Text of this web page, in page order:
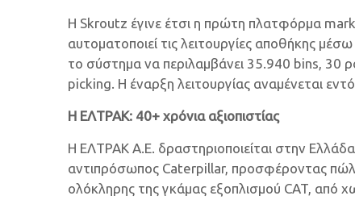
Η Skroutz έγινε έτσι η πρώτη πλατφόρμα
αυτοματοποιεί τις λειτουργίες αποθήκης
το σύστημα να περιλαμβάνει 35.940 bins, 30
picking. Η έναρξη λειτουργίας αναμένεται
Η ΕΛΤΡΑΚ: 40+ χρόνια αξιοπιστίας
Η ΕΛΤΡΑΚ Α.Ε. δραστηριοποιείται στην
αντιπρόσωπος Caterpillar, προσφέροντας
ολόκληρης της γκάμας εξοπλισμού CAT, από